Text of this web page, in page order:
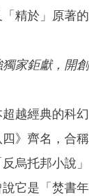
精於」原著的
家鉅獻，開
超越經典的科
》齊名，合
烏托邦小說
它是「焚書